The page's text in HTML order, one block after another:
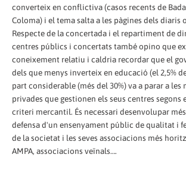
converteix en conflictiva (casos recents de
Coloma) i el tema salta a les pàgines dels diaris
Respecte de la concertada i el repartiment de
centres públics i concertats també opino que
coneixement relatiu i caldria recordar que el
dels que menys inverteix en educació (el 2,5%
part considerable (més del 30%) va a parar a les
privades que gestionen els seus centres segons
criteri mercantil. És necessari desenvolupar
defensa d'un ensenyament públic de qualitat i
de la societat i les seves associacions més
AMPA, associacions veïnals….